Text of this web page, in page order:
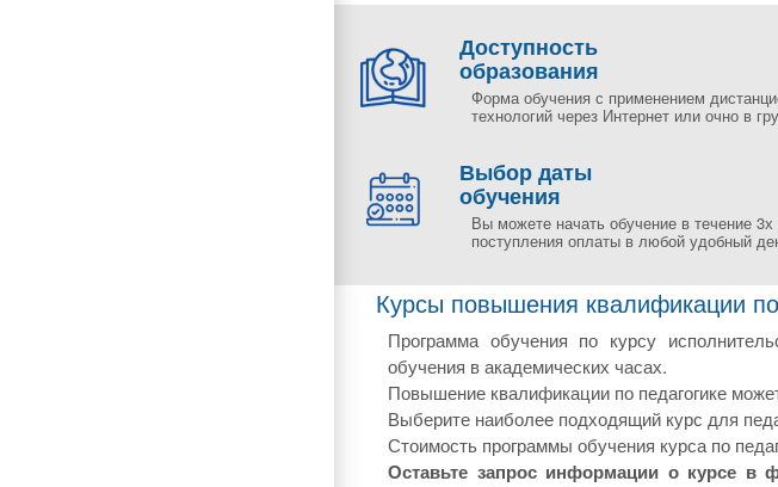
Доступность
образования
Форма обучения с применением
технологий через Интернет или очно в
Выбор даты
обучения
Вы можете начать обучение в течение
поступления оплаты в любой удобный
Курсы повышения квалификации по
Программа обучения по курсу
обучения в академических часах.
Повышение квалификации по педагогике
Выберите наиболее подходящий курс для
Стоимость программы обучения курса по
Оставьте запрос информации о курсе